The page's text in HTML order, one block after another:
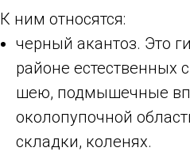
К ним относятся:
черный акантоз. Это
районе естественных
шею, подмышечные
околопупочной
складки, коленях.